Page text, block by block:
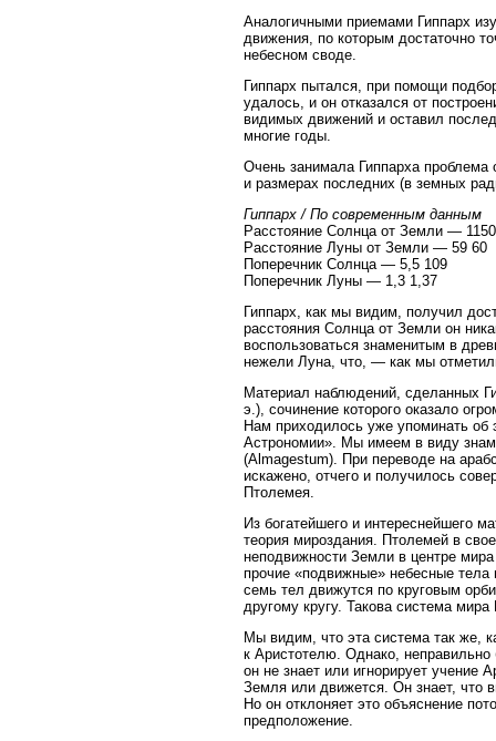
Аналогичными приемами Гиппарх
движения, по которым достаточно
небесном своде.
Гиппарх пытался, при помощи
удалось, и он отказался от
видимых движений и оставил
многие годы.
Очень занимала Гиппарха проблема
и размерах последних (в земных
Гиппарх / По современным данным
Расстояние Солнца от Земли —
Расстояние Луны от Земли — 59 60
Поперечник Солнца — 5,5 109
Поперечник Луны — 1,3 1,37
Гиппарх, как мы видим, получил
расстояния Солнца от Земли он
воспользоваться знаменитым в
нежели Луна, что, — как мы
Материал наблюдений, сделанных
э.), сочинение которого оказало
Нам приходилось уже упоминать об
Астрономии». Мы имеем в виду
(Almagestum). При переводе на
искажено, отчего и получилось
Птолемея.
Из богатейшего и интереснейшего
теория мироздания. Птолемей в
неподвижности Земли в центре
прочие «подвижные» небесные
семь тел движутся по круговым
другому кругу. Такова система
Мы видим, что эта система так же,
к Аристотелю. Однако,
он не знает или игнорирует учение
Земля или движется. Он знает, что
Но он отклоняет это объяснение
предположение.